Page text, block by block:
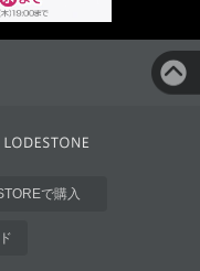
で購入